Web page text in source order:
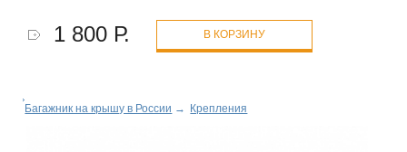
1 800 Р. В КОРЗИНУ
Багажник на крышу в России → Крепления